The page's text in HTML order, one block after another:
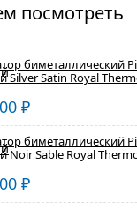
посмотреть
биметаллический
Silver Satin Royal
₽
биметаллический
Noir Sable Royal
₽